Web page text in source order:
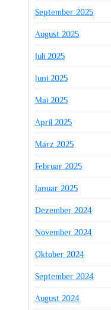
September 2025
August 2025
Juli 2025
Juni 2025
Mai 2025
April 2025
März 2025
Februar 2025
Januar 2025
Dezember 2024
November 2024
Oktober 2024
September 2024
August 2024